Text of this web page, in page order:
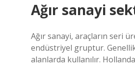
Ağır sanayi
Ağır sanayi, araçların seri
endüstriyel gruptur.
alanlarda kullanılır.